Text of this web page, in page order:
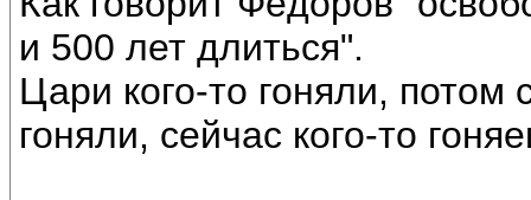
и 500 лет длиться".
Цари кого-то гоняли, потом
гоняли, сейчас кого-то